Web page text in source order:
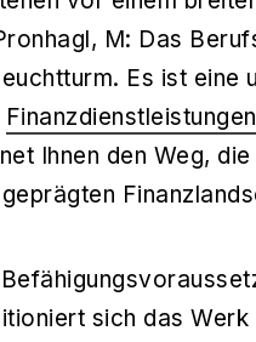
M: Das
Es ist eine
Finanzdienstleistungen
Ihnen den Weg,
sich das